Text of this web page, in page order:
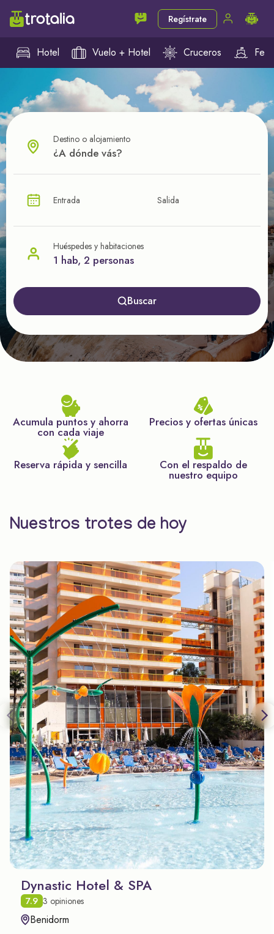
Regístrate
Hotel Vuelo + Hotel Cruceros
¿CUÁL VA A SER TU PRÓXIMO TROTE?
nuestras ofertas
Destino o alojamiento
Entrada Salida
Huéspedes y habitaciones
1 hab, 2 personas
Buscar
Acumula puntos y ahorra
con cada viaje
Precios y ofertas únicas
Reserva rápida y sencilla Con el respaldo de
nuestro equipo
Nuestros trotes de hoy
Dynastic Hotel & SPA
7.9 3 opiniones
Benidorm